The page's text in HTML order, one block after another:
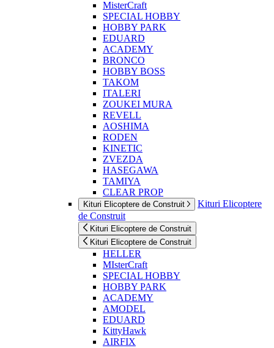
MisterCraft
SPECIAL HOBBY
HOBBY PARK
EDUARD
ACADEMY
BRONCO
HOBBY BOSS
TAKOM
ITALERI
ZOUKEI MURA
REVELL
AOSHIMA
RODEN
KINETIC
ZVEZDA
HASEGAWA
TAMIYA
CLEAR PROP
Kituri Elicoptere de Construit
Kituri Elicoptere
de Construit
Kituri Elicoptere de Construit
Kituri Elicoptere de Construit
HELLER
MIsterCraft
SPECIAL HOBBY
HOBBY PARK
ACADEMY
AMODEL
EDUARD
KittyHawk
AIRFIX